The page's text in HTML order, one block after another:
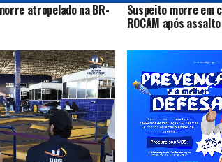
atropelado na BR- Suspeito morre em
ROCAM após